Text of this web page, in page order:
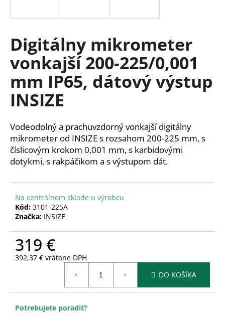
Digitálny mikrometer
vonkajší 200-225/0,001
mm IP65, dátový výstup
INSIZE
Vodeodolný a prachuvzdorný vonkajší digitálny
mikrometer od INSIZE s rozsahom 200-225 mm, s
číslicovým krokom 0,001 mm, s karbidovými
dotykmi, s rakpáčikom a s výstupom dát.
Na centrálnom sklade u výrobcu
Kód: 3101-225A
Značka: INSIZE
319 €
392,37 € vrátane DPH
DO KOŠÍKA
Potrebujete poradiť?
s
ť
?
O
p
o
ú
a
m
e